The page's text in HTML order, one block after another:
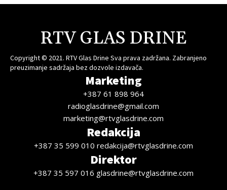
RTV GLAS DRINE
Copyright © 2021. RTV Glas Drine Sva prava zadržana. Zabranjeno
preuzimanje sadržaja bez dozvole izdavača.
Marketing
+387 61 898 964
radioglasdrine@gmail.com
marketing@rtvglasdrine.com
Redakcija
+387 35 599 010 redakcija@rtvglasdrine.com
Direktor
+387 35 597 016 glasdrine@rtvglasdrine.com